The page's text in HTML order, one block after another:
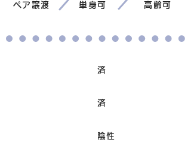
ペア譲渡 単身可 高齢可
済
済
陰性